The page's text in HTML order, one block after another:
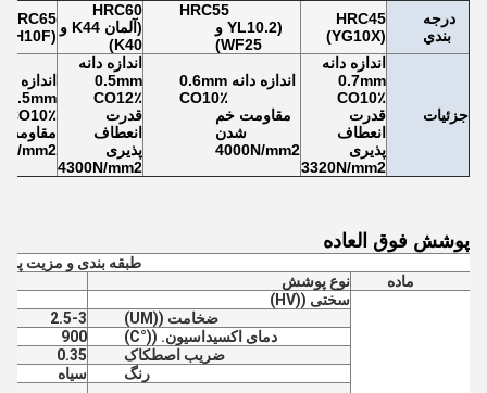
درجه
بندي
HRC45
(YG10X)
HRC55
(YL10.2 و
WF25)
HRC60
(آلمان K44 و
K40)
HRC65
(H10F)
جزئیات
اندازه دانه
0.7mm
CO10٪
قدرت
انعطاف
پذیری
3320N/mm2
اندازه دانه 0.6mm
CO10٪
مقاومت خم
شدن
4000N/mm2
اندازه دانه
0.5mm
CO12٪
قدرت
انعطاف
پذیری
4300N/mm2
اندازه
0.5mm
CO10٪
mm2
پوشش فوق العاده
طبقه بندی و مزیت
ماده
نوع پوشش
سختی ((HV)
ضخامت ((UM)
2.5-3
دمای اکسیداسیون. ((°C)
900
ضریب اصطکاک
0.35
رنگ
سیاه